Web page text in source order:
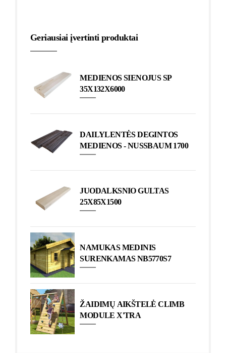
Geriausiai įvertinti produktai
MEDIENOS SIENOJUS SP
35X132X6000
DAILYLENTĖS DEGINTOS
MEDIENOS - NUSSBAUM 1700
JUODALKSNIO GULTAS
25X85X1500
NAMUKAS MEDINIS
SURENKAMAS NB5770S7
ŽAIDIMŲ AIKŠTELĖ CLIMB
MODULE X'TRA